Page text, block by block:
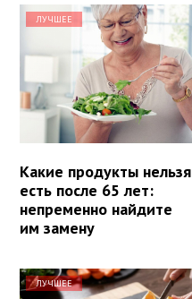
ЛУЧШЕЕ
Какие продукты нельзя
есть после 65 лет:
непременно найдите
им замену
ЛУЧШЕЕ